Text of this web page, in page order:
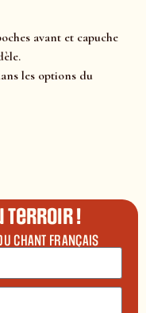
avant et capuche
les options du
terroir !
CHANT FRANÇAIS